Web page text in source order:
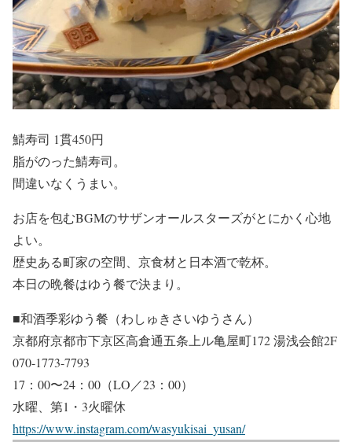
鯖寿司 1貫450円
脂がのった鯖寿司。
間違いなくうまい。
お店を包むBGMのサザンオールスターズがとにかく心地
よい。
歴史ある町家の空間、京食材と日本酒で乾杯。
本日の晩餐はゆう餐で決まり。
■和酒季彩ゆう餐（わしゅきさいゆうさん）
京都府京都市下京区高倉通五条上ル亀屋町172 湯浅会館2F
070-1773-7793
17：00〜24：00（LO／23：00）
水曜、第1・3火曜休
https://www.instagram.com/wasyukisai_yusan/